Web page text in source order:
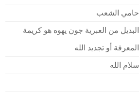
حامي الشعب
البديل من العبرية جون يهوه هو كريمة
المعرفة أو تجديد الله
سلام الله